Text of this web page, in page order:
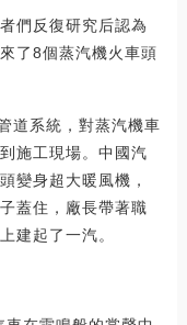
們反復研究后認為
了8個蒸汽機火車頭
道系統，對蒸汽機車
施工現場。中國汽
變身超大暖風機，
蓋住，廠長帶著職
建起了一汽。